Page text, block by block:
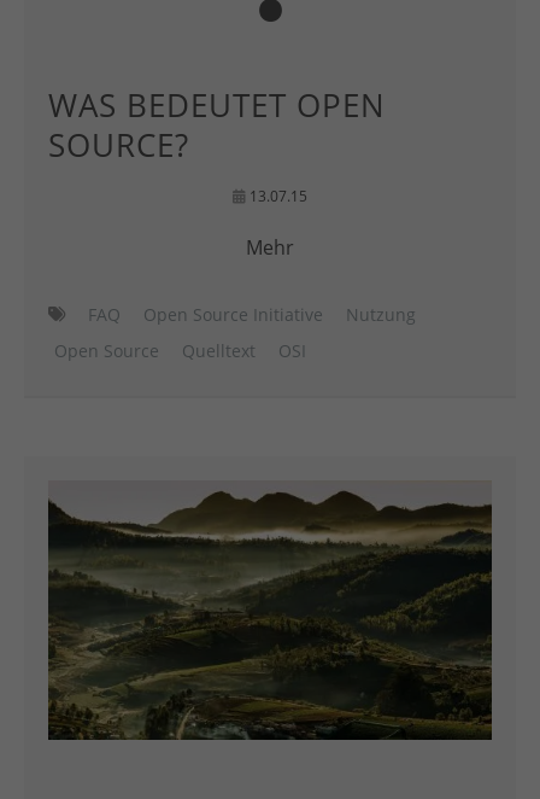
WAS BEDEUTET OPEN
SOURCE?
13.07.15
Mehr
FAQ Open Source Initiative
Nutzung
Open Source
Quelltext OSI